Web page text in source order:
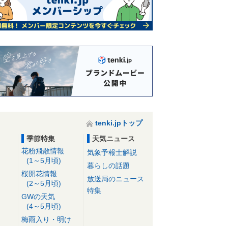
tenki.jpトップ
季節特集
花粉飛散情報
(1～5月頃)
桜開花情報
(2～5月頃)
GWの天気
(4～5月頃)
梅雨入り・明け
天気ニュース
気象予報士解説
暮らしの話題
放送局のニュース
特集